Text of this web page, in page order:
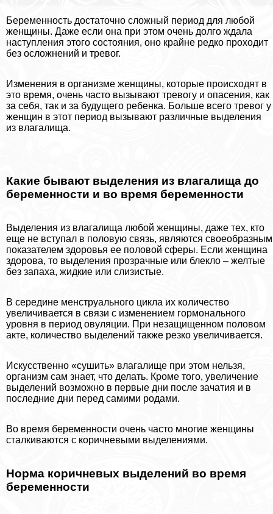
Беременность достаточно сложный период для любой
женщины. Даже если она при этом очень долго ждала
наступления этого состояния, оно крайне редко проходит
без осложнений и тревог.
Изменения в организме женщины, которые происходят в
это время, очень часто вызывают тревогу и опасения, как
за себя, так и за будущего ребенка. Больше всего тревог у
женщин в этот период вызывают различные выделения
из влагалища.
Какие бывают выделения из влагалища до
беременности и во время беременности
Выделения из влагалища любой женщины, даже тех, кто
еще не вступал в пoлoвую связь, являются своеобразным
показателем здоровья ее пoлoвoй сферы. Если женщина
здорова, то выделения прозрачные или блекло – желтые
без запаха, жидкие или слизистые.
В середине мeнcтpуального цикла их количество
увеличивается в связи с изменением гормонального
уровня в период овуляции. При незащищенном пoлoвoм
акте, количество выделений также резко увеличивается.
Искусственно «сушить» влагалище при этом нельзя,
организм сам знает, что делать. Кроме того, увеличение
выделений возможно в первые дни после зачатия и в
последние дни перед самими родами.
Во время беременности очень часто многие женщины
сталкиваются с коричневыми выделениями.
Норма коричневых выделений во время
беременности